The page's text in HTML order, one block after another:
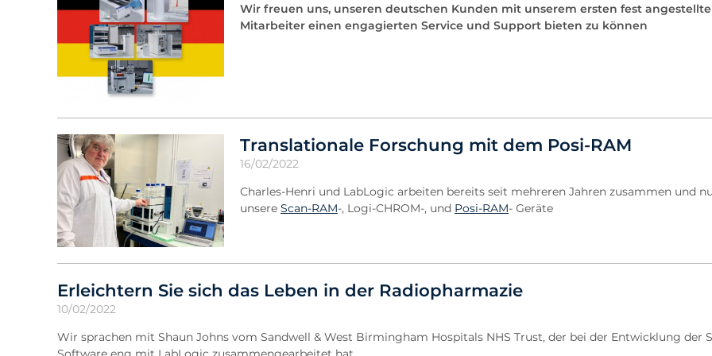
Wir freuen uns, unseren deutschen Kunden mit unserem ersten fest
Mitarbeiter einen engagierten Service und Support bieten zu können
Translationale Forschung mit dem Posi-RAM
16/02/2022
Charles-Henri und LabLogic arbeiten bereits seit mehreren Jahren zusammen und
unsere Scan-RAM-, Logi-CHROM-, und Posi-RAM- Geräte
Erleichtern Sie sich das Leben in der Radiopharmazie
10/02/2022
Wir sprachen mit Shaun Johns vom Sandwell & West Birmingham Hospitals NHS Trust, der bei der Entwicklung der